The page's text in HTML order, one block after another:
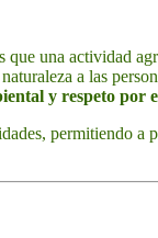
una actividad
a las
y respeto por
permitiendo a